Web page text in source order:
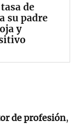
de
su padre
y
de profesión,